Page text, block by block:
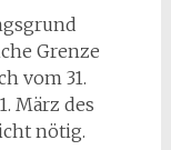
Grenze
vom 31.
März des
nötig.